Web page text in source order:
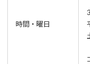
時間・曜日